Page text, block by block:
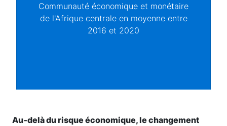
Communauté économique et monétaire
de l'Afrique centrale en moyenne entre
2016 et 2020
Au‑delà du risque économique, le changement